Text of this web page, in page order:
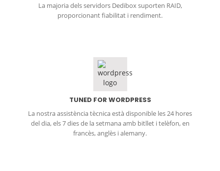
La majoria dels servidors Dedibox suporten RAID,
proporcionant fiabilitat i rendiment.
TUNED FOR WORDPRESS
La nostra assistència tècnica està disponible les 24 hores
del dia, els 7 dies de la setmana amb bitllet i telèfon, en
francès, anglès i alemany.